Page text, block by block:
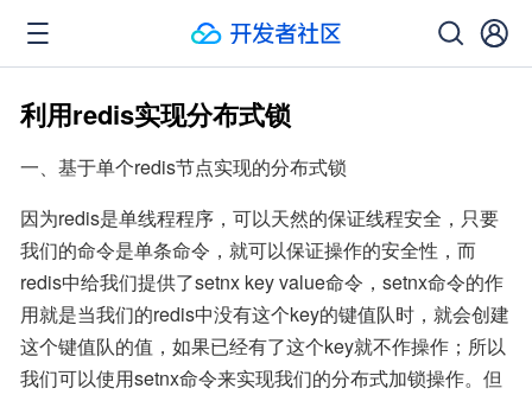
利用redis实现分布式锁
一、基于单个redis节点实现的分布式锁
因为redis是单线程程序，可以天然的保证线程安全，只要
我们的命令是单条命令，就可以保证操作的安全性，而
redis中给我们提供了setnx key value命令，setnx命令的作
用就是当我们的redis中没有这个key的键值队时，就会创建
这个键值队的值，如果已经有了这个key就不作操作；所以
我们可以使用setnx命令来实现我们的分布式加锁操作。但